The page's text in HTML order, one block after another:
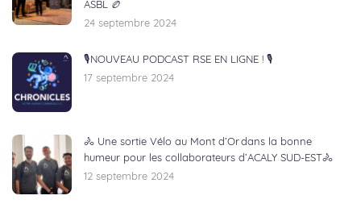
ASBL 🏉
24 septembre 2024
🎙NOUVEAU PODCAST RSE EN LIGNE ! 🎙
17 septembre 2024
🚴 Une sortie Vélo au Mont d’Or dans la bonne
humeur pour les collaborateurs d’ACALY SUD-EST🚴
12 septembre 2024